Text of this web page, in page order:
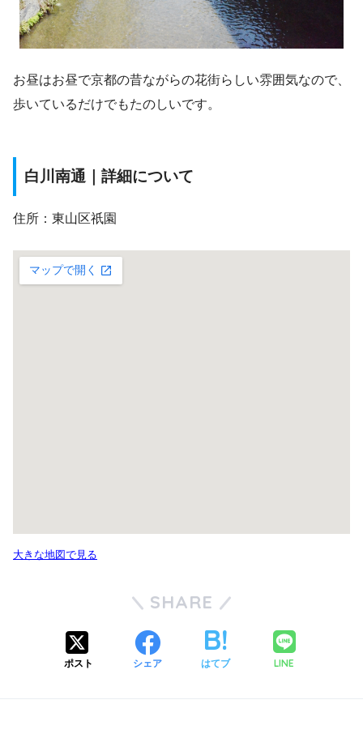
お昼はお昼で京都の昔ながらの花街らしい雰囲気なので、
歩いているだけでもたのしいです。
白川南通｜詳細について
住所：東山区祇園
大きな地図で見る
SHARE
ポスト シェア はてブ LINE